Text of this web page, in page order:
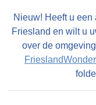
Nieuw! Heeft u
Friesland en wilt u
over de